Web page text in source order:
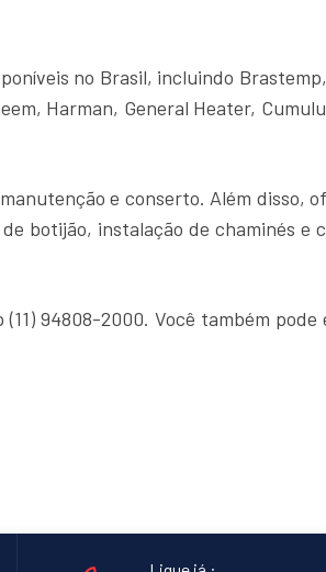
no Brasil, incluindo
Harman, General Heater,
e conserto. Além disso,
botijão, instalação de chaminés e
94808-2000. Você também